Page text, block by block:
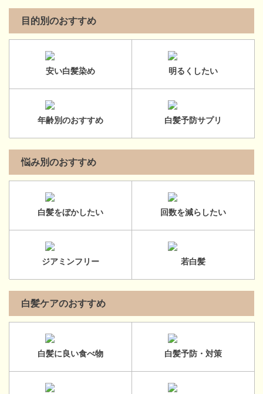
目的別のおすすめ
安い白髪染め 明るくしたい
年齢別のおすすめ 白髪予防サプリ
悩み別のおすすめ
白髪をぼかしたい 回数を減らしたい
ジアミンフリー 若白髪
白髪ケアのおすすめ
白髪に良い食べ物 白髪予防・対策